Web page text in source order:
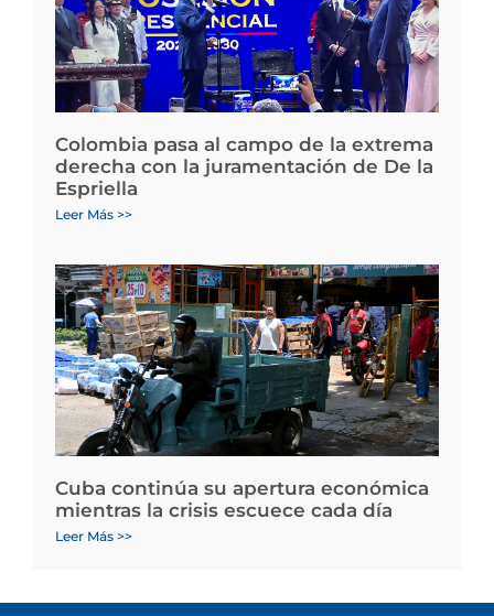
Colombia pasa al campo de la extrema
derecha con la juramentación de De la
Espriella
Leer Más >>
Cuba continúa su apertura económica
mientras la crisis escuece cada día
Leer Más >>